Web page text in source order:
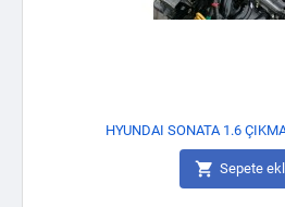
HYUNDAI SONATA 1.6
 Sepete